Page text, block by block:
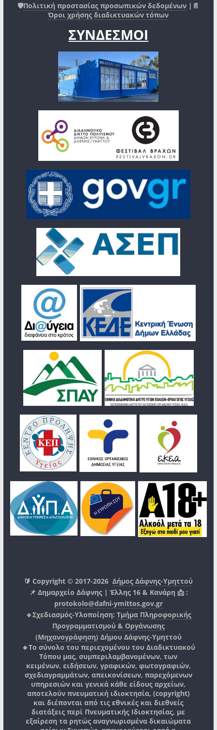
🛡️Πολιτική προστασίας προσωπικών δεδομένων |📄
Όροι χρήσης διαδικτυακών τόπων
ΣΥΝΔΕΣΜΟΙ
🔰 Copyright © 2017-2026Δήμος Δάφνης-Υμηττού
📌 Δημαρχείο Δάφνης | Έλλης 16 & Κανάρη 📩 :
protokolo@dafni-ymittos.gov.gr
🔹Σχεδιασμός-Υλοποίηση: Τμήμα Πληροφορικής
Προγραμματισμού & Οργάνωσης
(Μηχανογράφηση) Δήμου Δάφνης-Υμηττού
🔸Το σύνολο του περιεχομένου του Διαδικτυακού
Τόπου μας, συμπεριλαμβανομένων, των
κειμένων, ειδήσεων, γραφικών, φωτογραφιών,
σχεδιαγραμμάτων, απεικονίσεων, παρεχόμενων
υπηρεσιών και γενικά κάθε είδους αρχείων,
αποτελούν πνευματική ιδιοκτησία, (copyright)
και διέπονται από τις εθνικές και διεθνείς
διατάξεις περί Πνευματικής Ιδιοκτησίας, με
εξαίρεση τα ρητώς αναγνωρισμένα δικαιώματα